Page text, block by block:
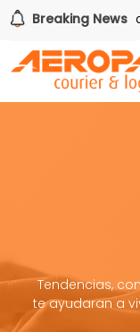
Breaking News
Gana uno
Tendencias,
te ayudaran a